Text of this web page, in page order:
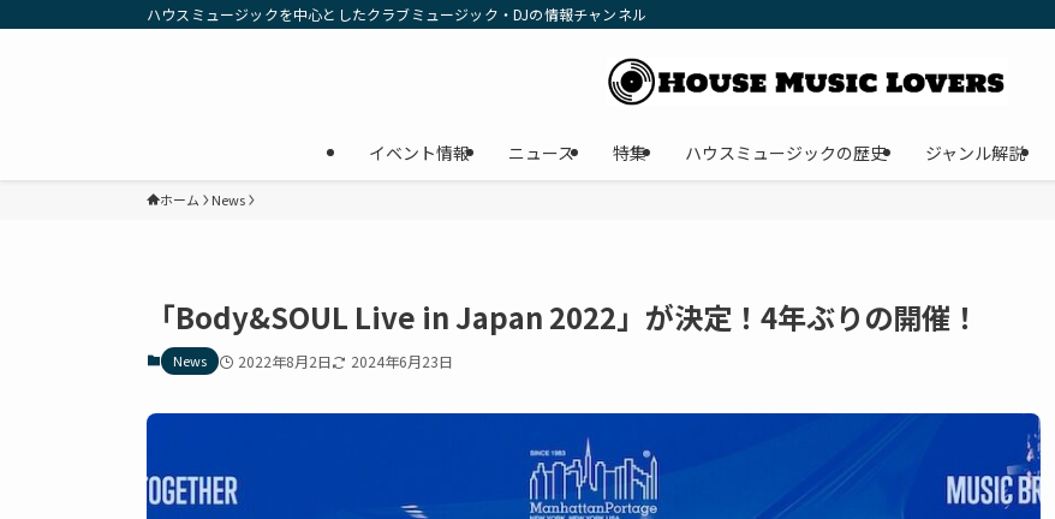
ハウスミュージックを中心としたクラブミュージック・DJの情報チャンネル
イベント情報 ニュース 特集 ハウスミュージックの歴史 ジャンル解説
ホーム News
「Body&SOUL Live in Japan 2022」が決定！4年ぶりの開催！
News 2022年8月2日 2024年6月23日